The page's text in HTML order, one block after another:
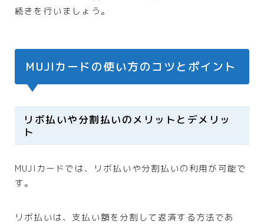
続きを行いましょう。
MUJIカードの使い方のコツとポイント
リボ払いや分割払いのメリットとデメリッ
ト
MUJIカードでは、リボ払いや分割払いの利用が可能で
す。
リボ払いは、支払い額を分割して返済する方法であ